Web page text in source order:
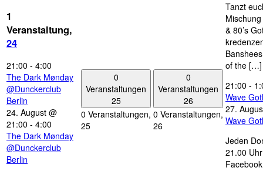
1
Veranstaltung,
24
21:00 - 4:00
The Dark Mønday
@Dunckerclub
Berlin
24. August @
21:00 - 4:00
The Dark Mønday
@Dunckerclub
Berlin
0
Veranstaltungen
25
0 Veranstaltungen,
25
0
Veranstaltungen
26
0 Veranstaltungen,
26
Tanzt
& 80’s
of the […]
21:00 -
Wave
27.
Wave
Jeden
21.00